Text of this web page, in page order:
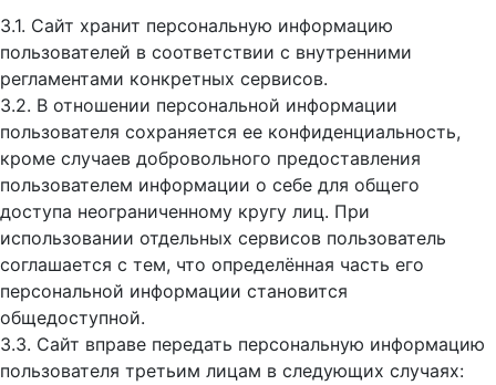
3.1. Сайт хранит персональную информацию
пользователей в соответствии с внутренними
регламентами конкретных сервисов.
3.2. В отношении персональной информации
пользователя сохраняется ее конфиденциальность,
кроме случаев добровольного предоставления
пользователем информации о себе для общего
доступа неограниченному кругу лиц. При
использовании отдельных сервисов пользователь
соглашается с тем, что определённая часть его
персональной информации становится
общедоступной.
3.3. Сайт вправе передать персональную информацию
пользователя третьим лицам в следующих случаях: